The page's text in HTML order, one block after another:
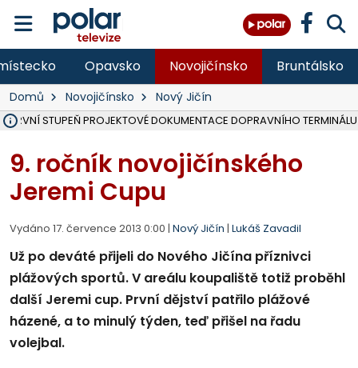
Opavsko Novojičínsko Bruntálsko
Domů Novojičínsko Nový Jičín
PRVNÍ STUPEŇ PROJEKTOVÉ DOKUMENTACE DOPRAVNÍHO TERMINÁLU
9. ročník novojičínského
Jeremi Cupu
Vydáno 17. července 2013 0:00 | Nový Jičín | Lukáš Zavadil
Už po deváté přijeli do Nového Jičína příznivci
plážových sportů. V areálu koupaliště totiž proběhl
další Jeremi cup. První dějství patřilo plážové
házené, a to minulý týden, teď přišel na řadu
volejbal.